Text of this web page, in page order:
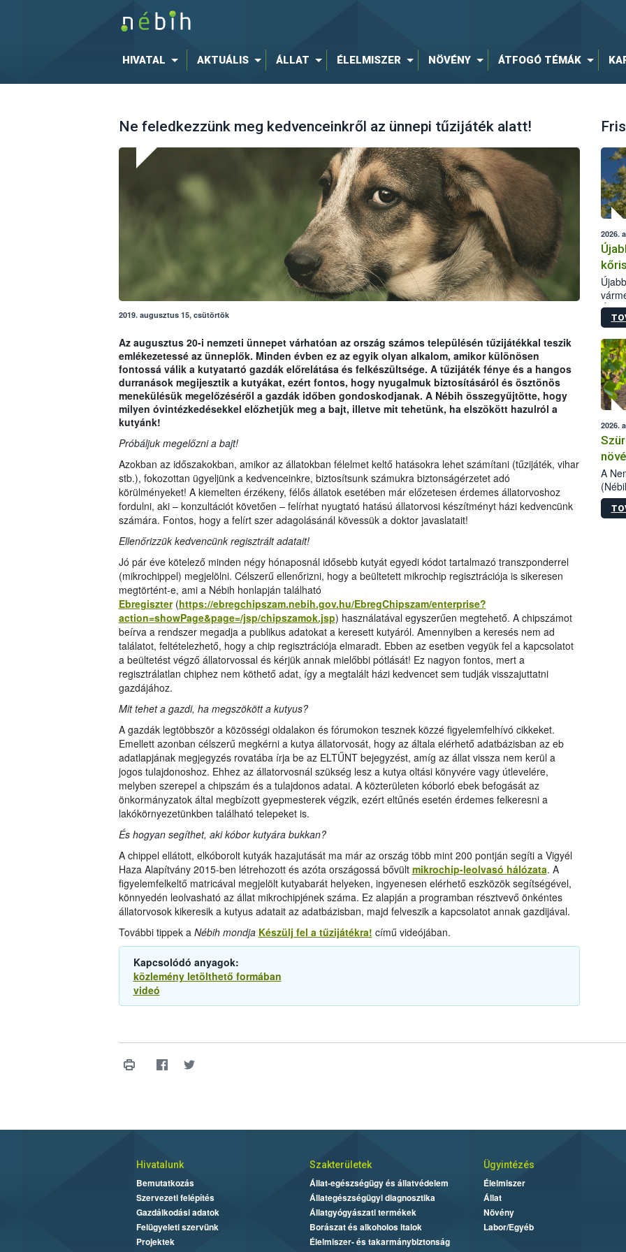
HIVATAL AKTUÁLIS ÁLLAT ÉLELMISZER NÖVÉNY ÁTFOGÓ TÉMÁK
Ne feledkezzünk meg kedvenceinkről az ünnepi tűzijáték alatt!
2019. augusztus 15, csütörtök
Az augusztus 20-i nemzeti ünnepet várhatóan az ország számos településén tűzijátékkal teszik
emlékezetessé az ünneplők. Minden évben ez az egyik olyan alkalom, amikor különösen
fontossá válik a kutyatartó gazdák előrelátása és felkészültsége. A tűzijáték fénye és a hangos
durranások megijesztik a kutyákat, ezért fontos, hogy nyugalmuk biztosításáról és ösztönös
menekülésük megelőzéséről a gazdák időben gondoskodjanak. A Nébih összegyűjtötte, hogy
milyen óvintézkedésekkel előzhetjük meg a bajt, illetve mit tehetünk, ha elszökött hazulról a
kutyánk!
Próbáljuk megelőzni a bajt!
Azokban az időszakokban, amikor az állatokban félelmet keltő hatásokra lehet számítani (tűzijáték, vihar
stb.), fokozottan ügyeljünk a kedvenceinkre, biztosítsunk számukra biztonságérzetet adó
körülményeket! A kiemelten érzékeny, félős állatok esetében már előzetesen érdemes állatorvoshoz
fordulni, aki – konzultációt követően – felírhat nyugtató hatású állatorvosi készítményt házi kedvencünk
számára. Fontos, hogy a felírt szer adagolásánál kövessük a doktor javaslatait!
Ellenőrizzük kedvencünk regisztrált adatait!
Jó pár éve kötelező minden négy hónaposnál idősebb kutyát egyedi kódot tartalmazó transzponderrel
(mikrochippel) megjelölni. Célszerű ellenőrizni, hogy a beültetett mikrochip regisztrációja is sikeresen
megtörtént-e, ami a Nébih honlapján található
Ebregiszter(https://ebregchipszam.nebih.gov.hu/EbregChipszam/enterprise?
action=showPage&page=/jsp/chipszamok.jsp) használatával egyszerűen megtehető. A chipszámot
beírva a rendszer megadja a publikus adatokat a keresett kutyáról. Amennyiben a keresés nem ad
találatot, feltételezhető, hogy a chip regisztrációja elmaradt. Ebben az esetben vegyük fel a kapcsolatot
a beültetést végző állatorvossal és kérjük annak mielőbbi pótlását! Ez nagyon fontos, mert a
regisztrálatlan chiphez nem köthető adat, így a megtalált házi kedvencet sem tudják visszajuttatni
gazdájához.
Mit tehet a gazdi, ha megszökött a kutyus?
A gazdák legtöbbször a közösségi oldalakon és fórumokon tesznek közzé figyelemfelhívó cikkeket.
Emellett azonban célszerű megkérni a kutya állatorvosát, hogy az általa elérhető adatbázisban az eb
adatlapjának megjegyzés rovatába írja be az ELTŰNT bejegyzést, amíg az állat vissza nem kerül a
jogos tulajdonoshoz. Ehhez az állatorvosnál szükség lesz a kutya oltási könyvére vagy útlevelére,
melyben szerepel a chipszám és a tulajdonos adatai. A közterületen kóborló ebek befogását az
önkormányzatok által megbízott gyepmesterek végzik, ezért eltűnés esetén érdemes felkeresni a
lakókörnyezetünkben található telepeket is.
És hogyan segíthet, aki kóbor kutyára bukkan?
A chippel ellátott, elkóborolt kutyák hazajutását ma már az ország több mint 200 pontján segíti a Vigyél
Haza Alapítvány 2015-ben létrehozott és azóta országossá bővült mikrochip-leolvasó hálózata. A
figyelemfelkeltő matricával megjelölt kutyabarát helyeken, ingyenesen elérhető eszközök segítségével,
könnyedén leolvasható az állat mikrochipjének száma. Ez alapján a programban résztvevő önkéntes
állatorvosok kikeresik a kutyus adatait az adatbázisban, majd felveszik a kapcsolatot annak gazdijával.
További tippek a Nébih mondja Készülj fel a tűzijátékra! című videójában.
Kapcsolódó anyagok:
közlemény letölthető formában
videó
2026.
2026.
A
Hivatalunk
Bemutatkozás
Szervezeti felépítés
Gazdálkodási adatok
Felügyeleti szervünk
Projektek
Szakterületek
Állat-egészségügy és állatvédelem
Állategészségügyi diagnosztika
Állatgyógyászati termékek
Borászat és alkoholos italok
Élelmiszer- és takarmánybiztonság
Ügyintézés
Élelmiszer
Állat
Növény
Labor/Egyéb